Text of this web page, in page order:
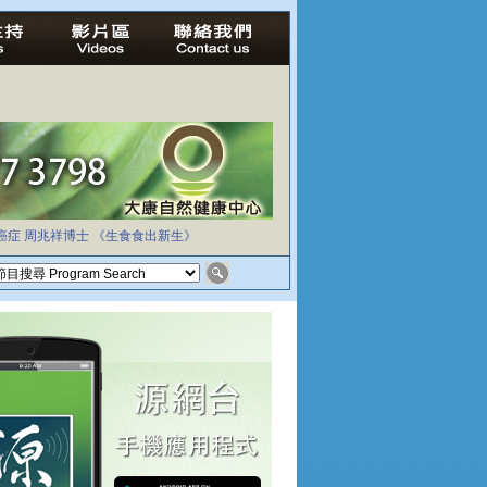
症 周兆祥博士 《生食食出新生》